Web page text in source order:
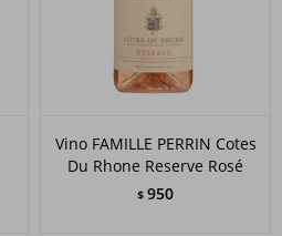
Vino FAMILLE PERRIN Cotes
Du Rhone Reserve Rosé
$ 950